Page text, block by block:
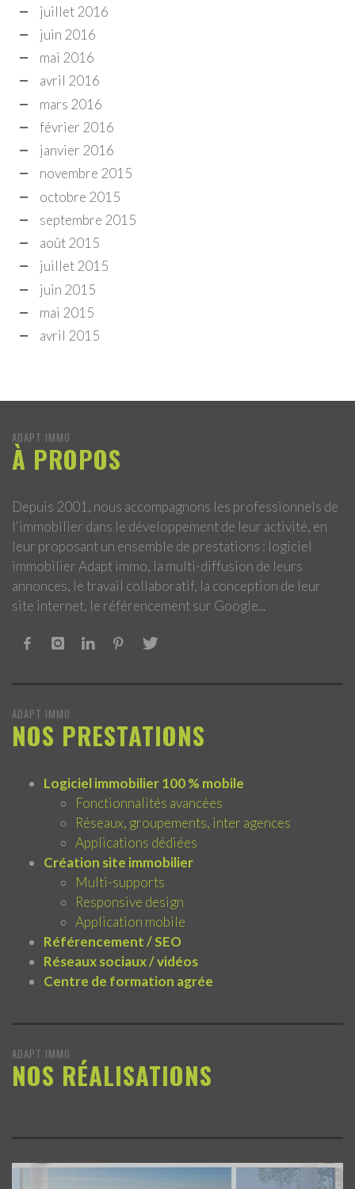
juillet 2016
juin 2016
mai 2016
avril 2016
mars 2016
février 2016
janvier 2016
novembre 2015
octobre 2015
septembre 2015
août 2015
juillet 2015
juin 2015
mai 2015
avril 2015
ADAPT IMMO
À PROPOS
Depuis 2001, nous accompagnons les professionnels de
l'immobilier dans le développement de leur activité, en
leur proposant un ensemble de prestations : logiciel
immobilier Adapt immo, la multi-diffusion de leurs
annonces, le travail collaboratif, la conception de leur
site internet, le référencement sur Google...
ADAPT IMMO
NOS PRESTATIONS
Logiciel immobilier 100 % mobile
Fonctionnalités avancées
Réseaux, groupements, inter agences
Applications dédiées
Création site immobilier
Multi-supports
Responsive design
Application mobile
Référencement / SEO
Réseaux sociaux / vidéos
Centre de formation agrée
ADAPT IMMO
NOS RÉALISATIONS